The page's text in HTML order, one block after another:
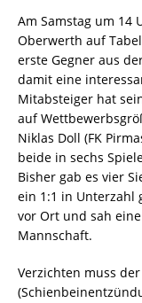
Am Samstag um 14
Oberwerth auf
erste Gegner aus
damit eine
Mitabsteiger hat
auf
Niklas Doll (FK
beide in sechs
Bisher gab es vier
ein 1:1 in Unterzahl
vor Ort und sah
Mannschaft.
Verzichten muss